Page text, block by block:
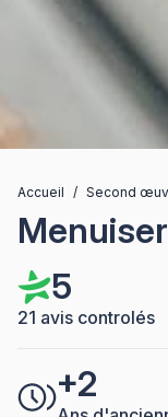
Accueil / Second
5
21 avis controlés
+2